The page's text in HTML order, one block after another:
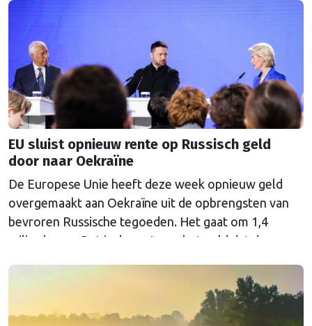
EU sluist opnieuw rente op Russisch geld
door naar Oekraïne
De Europese Unie heeft deze week opnieuw geld
overgemaakt aan Oekraïne uit de opbrengsten van
bevroren Russische tegoeden. Het gaat om 1,4
miljard euro. Dat is de rente op het geld dat de
Euroclear parkeerde. De EU bevroor dat geld na de
Continued